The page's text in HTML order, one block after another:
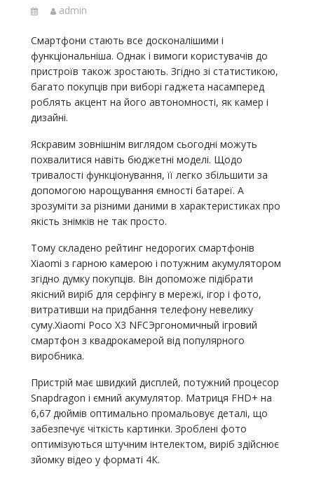
admin
Смартфони стають все досконалішими і
функціональніша. Однак і вимоги користувачів до
пристроїв також зростають. Згідно зі статистикою,
багато покупців при виборі гаджета насамперед
роблять акцент на його автономності, як камер і
дизайні.
Яскравим зовнішнім виглядом сьогодні можуть
похвалитися навіть бюджетні моделі. Щодо
тривалості функціонування, її легко збільшити за
допомогою нарощування ємності батареї. А
зрозуміти за різними даними в характеристиках про
якість знімків не так просто.
Тому складено рейтинг недорогих смартфонів
Xiaomi з гарною камерою і потужним акумулятором
згідно думку покупців. Він допоможе підібрати
якісний виріб для серфінгу в мережі, ігор і фото,
витративши на придбання телефону невелику
суму.Xiaomi Poco X3 NFCЭргономичный ігровий
смартфон з квадрокамерой від популярного
виробника.
Пристрій має швидкий дисплей, потужний процесор
Snapdragon і ємний акумулятор. Матриця FHD+ на
6,67 дюймів оптимально промальовує деталі, що
забезпечує чіткість картинки. Зроблені фото
оптимізуються штучним інтелектом, виріб здійснює
зйомку відео у форматі 4К.